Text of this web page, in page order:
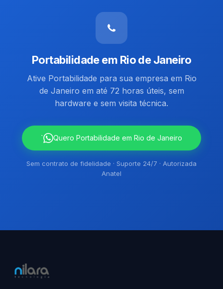
Portabilidade em Rio de Janeiro
Ative Portabilidade para sua empresa em Rio
de Janeiro em até 72 horas úteis, sem
hardware e sem visita técnica.
` Quero Portabilidade em Rio de Janeiro
Sem contrato de fidelidade · Suporte 24/7 · Autorizada
Anatel